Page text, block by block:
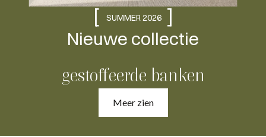
[ SUMMER 2026 ]
Nieuwe collectie
gestoffeerde banken
Meer zien